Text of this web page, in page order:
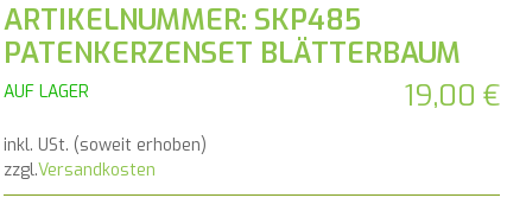
ARTIKELNUMMER: SKP485
PATENKERZENSET BLÄTTERBAUM
19,00 €
AUF LAGER
inkl. USt. (soweit erhoben)
zzgl.Versandkosten